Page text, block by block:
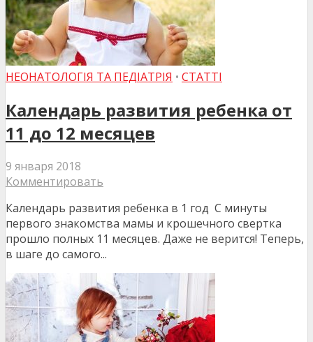
НЕОНАТОЛОГІЯ ТА ПЕДІАТРІЯ • СТАТТІ
Календарь развития ребенка от
11 до 12 месяцев
9 января 2018
Комментировать
Календарь развития ребенка в 1 год С минуты
первого знакомства мамы и крошечного свертка
прошло полных 11 месяцев. Даже не верится! Теперь,
в шаге до самого...